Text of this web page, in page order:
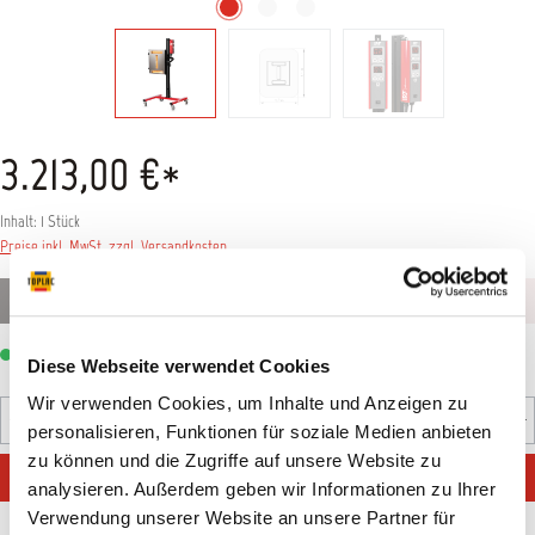
Diese Webseite verwendet Cookies
Wir verwenden Cookies, um Inhalte und Anzeigen zu
personalisieren, Funktionen für soziale Medien anbieten
zu können und die Zugriffe auf unsere Website zu
analysieren. Außerdem geben wir Informationen zu Ihrer
Verwendung unserer Website an unsere Partner für
3.213,00 €*
Inhalt: 1 Stück
Preise inkl. MwSt. zzgl. Versandkosten
Sofort verfügbar, Lieferzeit: 5-7 Tage
Produkt Anzahl: Gib den gewünschten Wert ein oder
Stück
IN DEN WARENKORB